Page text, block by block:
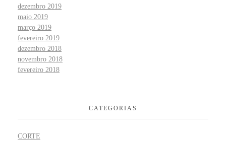
dezembro 2019
maio 2019
março 2019
fevereiro 2019
dezembro 2018
novembro 2018
fevereiro 2018
CATEGORIAS
CORTE